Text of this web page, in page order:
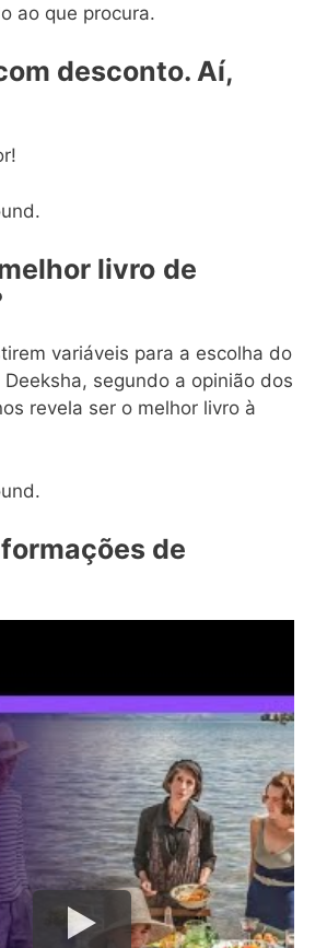
ao que procura.
desconto. Aí,
livro de
variáveis para a escolha do
segundo a opinião dos
revela ser o melhor livro à
de